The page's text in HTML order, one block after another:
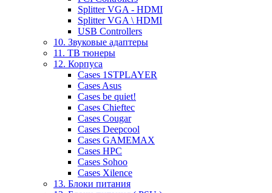
Splitter VGA - HDMI
Splitter VGA \ HDMI
USB Controllers
10. Звуковые адаптеры
11. ТВ тюнеры
12. Корпуса
Cases 1STPLAYER
Cases Asus
Cases be quiet!
Cases Chieftec
Cases Cougar
Cases Deepcool
Cases GAMEMAX
Cases HPC
Cases Sohoo
Cases Xilence
13. Блоки питания